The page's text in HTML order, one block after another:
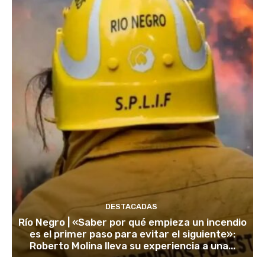
DESTACADAS
Río Negro | «Saber por qué empieza un incendio
es el primer paso para evitar el siguiente»:
Roberto Molina lleva su experiencia a una...